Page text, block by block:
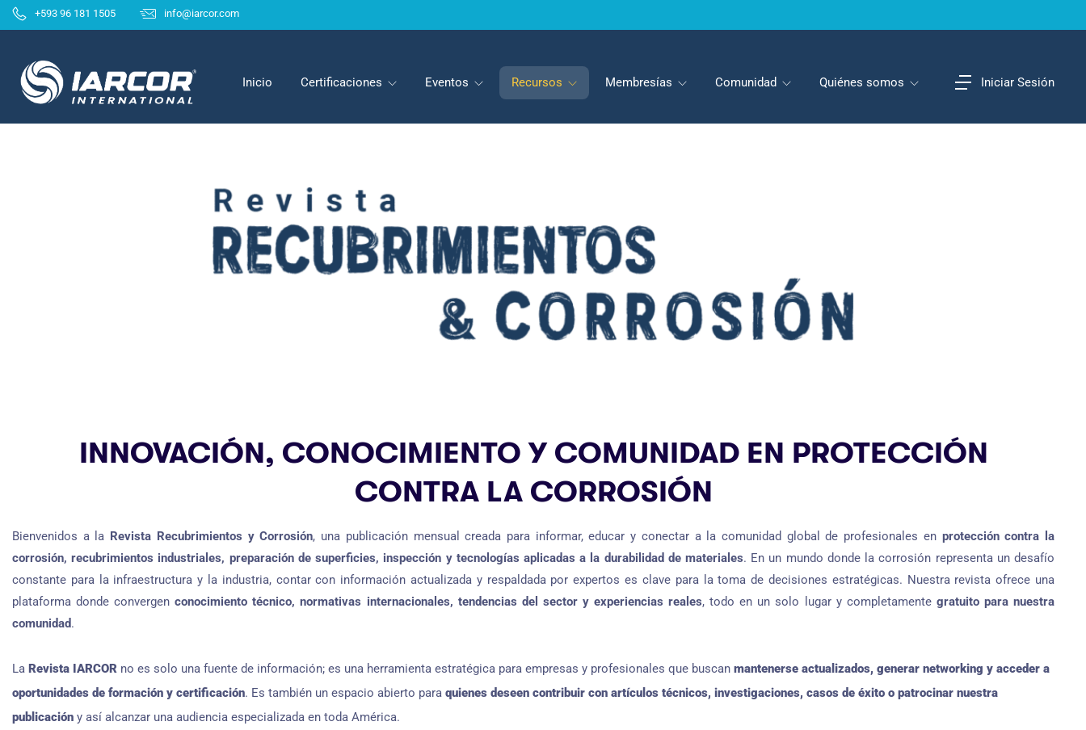
+593 96 181 1505 info@iarcor.com
Inicio Certificaciones Eventos Recursos Membresías Comunidad Quiénes somos Iniciar Sesión
INNOVACIÓN, CONOCIMIENTO Y COMUNIDAD EN PROTECCIÓN
CONTRA LA CORROSIÓN
Bienvenidos a la Revista Recubrimientos y Corrosión, una publicación mensual creada para informar, educar y conectar a la comunidad global de profesionales en protección contra la
corrosión, recubrimientos industriales, preparación de superficies, inspección y tecnologías aplicadas a la durabilidad de materiales. En un mundo donde la corrosión representa un desafío
constante para la infraestructura y la industria, contar con información actualizada y respaldada por expertos es clave para la toma de decisiones estratégicas. Nuestra revista ofrece una
plataforma donde convergenconocimiento técnico, normativas internacionales, tendencias del sector y experiencias reales, todo en un solo lugar y completamente gratuito para nuestra
comunidad.
La Revista IARCOR no es solo una fuente de información; es una herramienta estratégica para empresas y profesionales que buscan mantenerse actualizados, generar networking y acceder a
oportunidades de formación y certificación. Es también un espacio abierto para quienes deseen contribuir con artículos técnicos, investigaciones, casos de éxito o patrocinar nuestra
publicación y así alcanzar una audiencia especializada en toda América.